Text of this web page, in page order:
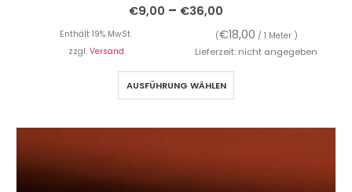
€9,00 – €36,00
Enthält 19% MwSt. (€18,00 / 1 Meter )
zzgl. Versand Lieferzeit: nicht angegeben
AUSFÜHRUNG WÄHLEN